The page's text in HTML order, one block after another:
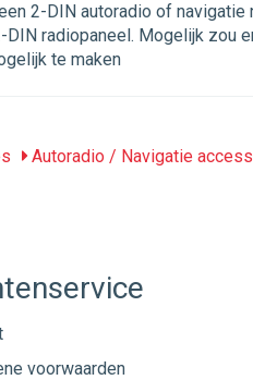
2-DIN autoradio of
radiopaneel. Mogelijk zou
te maken
Autoradio / Navigatie
voorwaarden